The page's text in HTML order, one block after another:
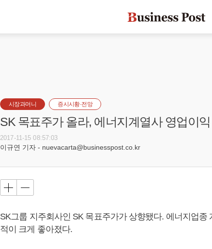
시장과머니 증시시황·전망
SK 목표주가 올라, 에너지계열사 영업이
2017-11-15 08:57:03
이규연 기자 - nuevacarta@businesspost.co.kr
SK그룹 지주회사인 SK 목표주가가 상향됐다. 에너지업종
적이 크게 좋아졌다.